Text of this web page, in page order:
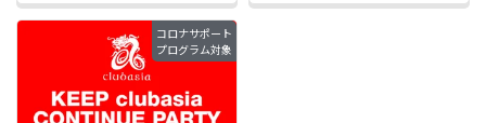
コロナサポート
プログラム対象